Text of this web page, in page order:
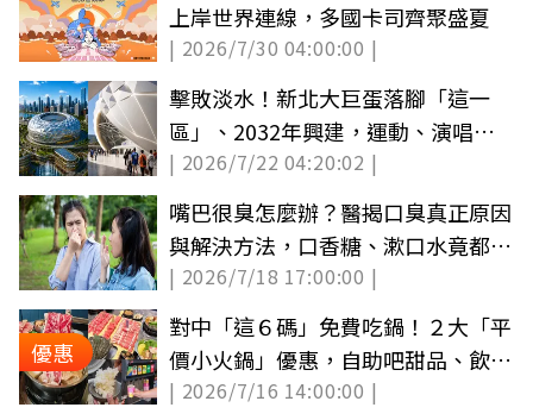
上岸世界連線，多國卡司齊聚盛夏
| 2026/7/30 04:00:00 |
擊敗淡水！新北大巨蛋落腳「這一
區」、2032年興建，運動、演唱會
新據點
| 2026/7/22 04:20:02 |
嘴巴很臭怎麼辦？醫揭口臭真正原因
與解決方法，口香糖、漱口水竟都沒
用
| 2026/7/18 17:00:00 |
優惠
對中「這６碼」免費吃鍋！２大「平
價小火鍋」優惠，自助吧甜品、飲料
吃到飽
| 2026/7/16 14:00:00 |